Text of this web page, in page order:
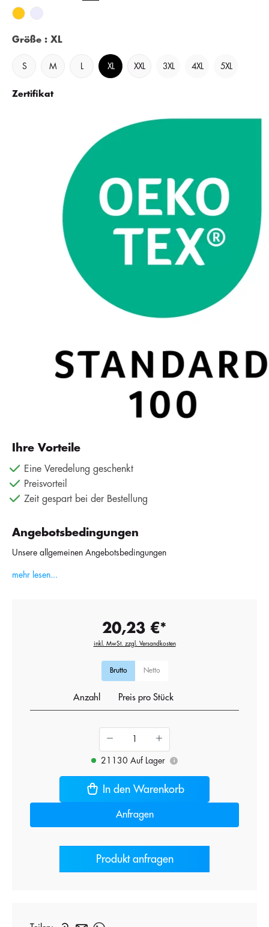
Größe : XL
S M XL XXL 3XL 4XL 5XL
Zertifikat
Ihre Vorteile
Eine Veredelung geschenkt
Preisvorteil
Zeit gespart bei der Bestellung
Angebotsbedingungen
Unsere allgemeinen Angebotsbedingungen
mehr lesen...
20,23 €*
inkl. MwSt. zzgl. Versandkosten
Brutto Netto
Anzahl Preis pro Stück
21130 Auf Lager i
In den Warenkorb
Anfragen
Produkt anfragen